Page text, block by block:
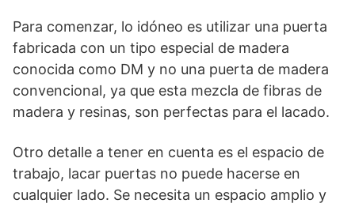
Para comenzar, lo idóneo es utilizar una puerta
fabricada con un tipo especial de madera
conocida como DM y no una puerta de madera
convencional, ya que esta mezcla de fibras de
madera y resinas, son perfectas para el lacado.
Otro detalle a tener en cuenta es el espacio de
trabajo, lacar puertas no puede hacerse en
cualquier lado. Se necesita un espacio amplio y